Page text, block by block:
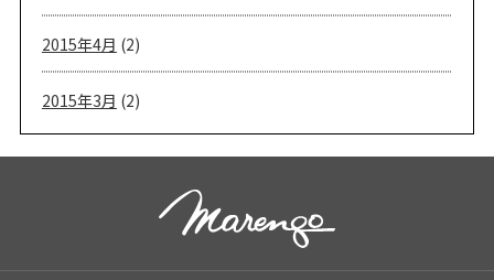
2015年4月 (2)
2015年3月 (2)